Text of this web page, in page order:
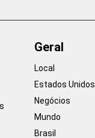
Geral
Local
Estados Unidos
Negócios
Mundo
Brasil